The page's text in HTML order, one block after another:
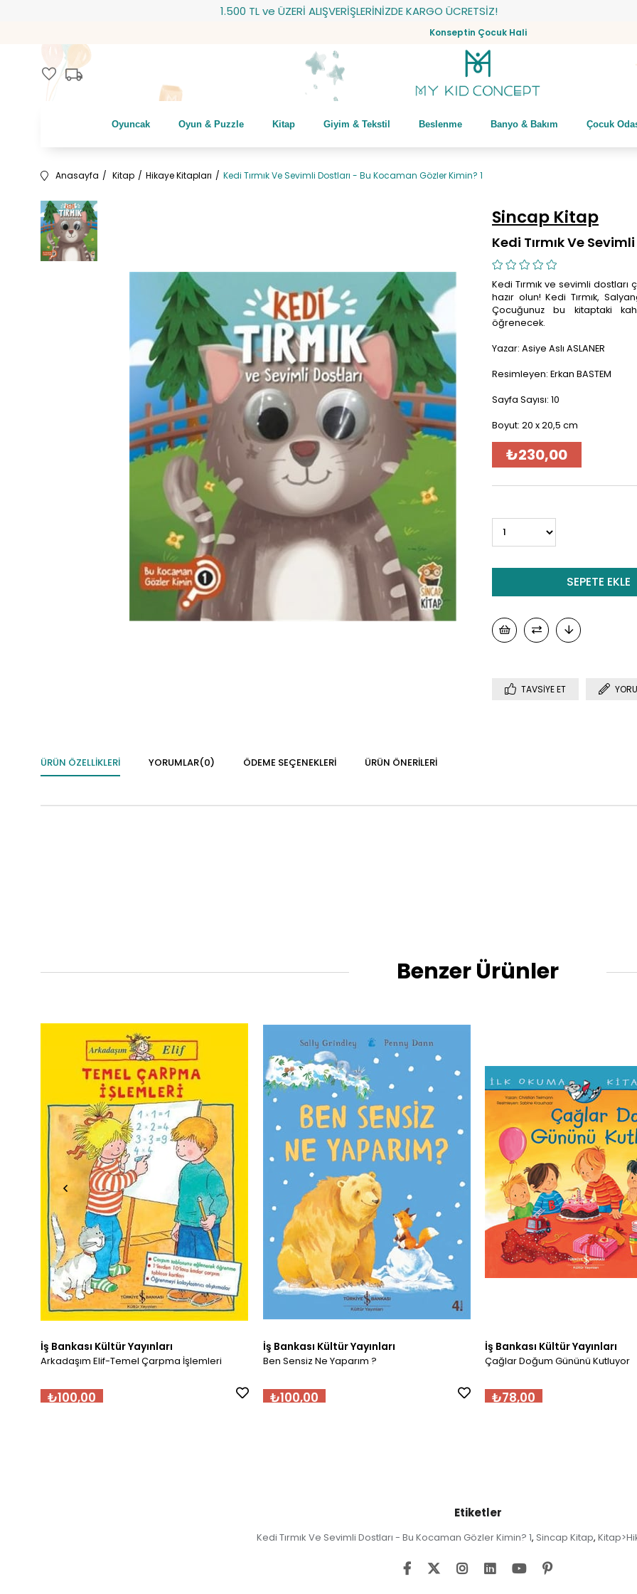
1.500 TL ve ÜZERİ ALIŞVERİŞLERİNİZDE KARGO ÜCRETSİZ!
Konseptin Çocuk Hali
favorite local_shipping
Oyuncak Oyun & Puzzle Kitap Giyim & Tekstil Beslenme Banyo & Bakım Çocuk
Anasayfa Kitap Hikaye Kitapları Kedi Tırmık Ve Sevimli Dostları - Bu Kocaman Gözler Kimin? 1
Sincap Kitap
Kedi Tırmık Ve
Kedi Tırmık ve sevimli
hazır olun! Kedi Tırmık,
Çocuğunuz bu kitaptaki
öğrenecek.
Yazar: Asiye Aslı ASLANER
Resimleyen: Erkan BASTEM
Sayfa Sayısı: 10
Boyut: 20 x 20,5 cm
₺230,00
TAVSIYE ET
ÜRÜN ÖZELLIKLERI YORUMLAR(0) ÖDEME SEÇENEKLERI ÜRÜN ÖNERILERI
Benzer Ürünler
İş Bankası Kültür Yayınları
Arkadaşım Elif-Temel Çarpma İşlemleri
₺100,00
İş Bankası Kültür Yayınları
Ben Sensiz Ne Yaparım ?
₺100,00
İş Bankası Kültür Yayınları
Çağlar Doğum Gününü Kutluyor
₺78,00
Etiketler
Kedi Tırmık Ve Sevimli Dostları - Bu Kocaman Gözler Kimin? 1, Sincap Kitap,